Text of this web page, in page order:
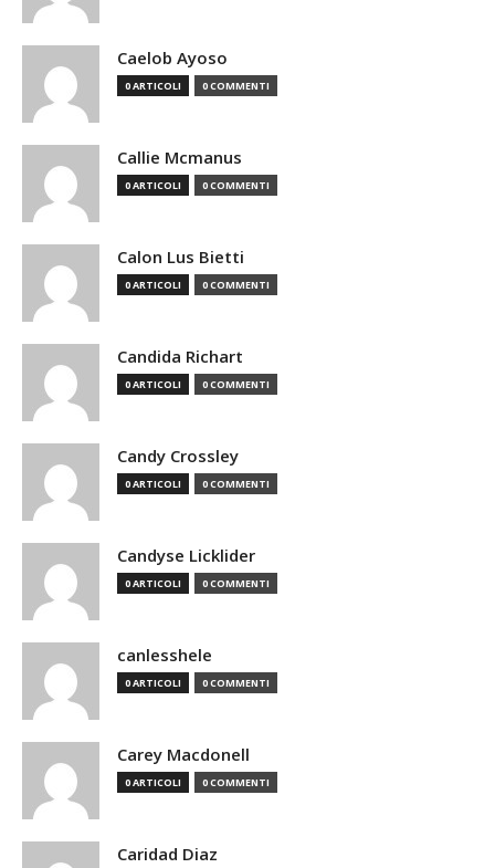
Caelob Ayoso
0 ARTICOLI 0 COMMENTI
Callie Mcmanus
0 ARTICOLI 0 COMMENTI
Calon Lus Bietti
0 ARTICOLI 0 COMMENTI
Candida Richart
0 ARTICOLI 0 COMMENTI
Candy Crossley
0 ARTICOLI 0 COMMENTI
Candyse Licklider
0 ARTICOLI 0 COMMENTI
canlesshele
0 ARTICOLI 0 COMMENTI
Carey Macdonell
0 ARTICOLI 0 COMMENTI
Caridad Diaz